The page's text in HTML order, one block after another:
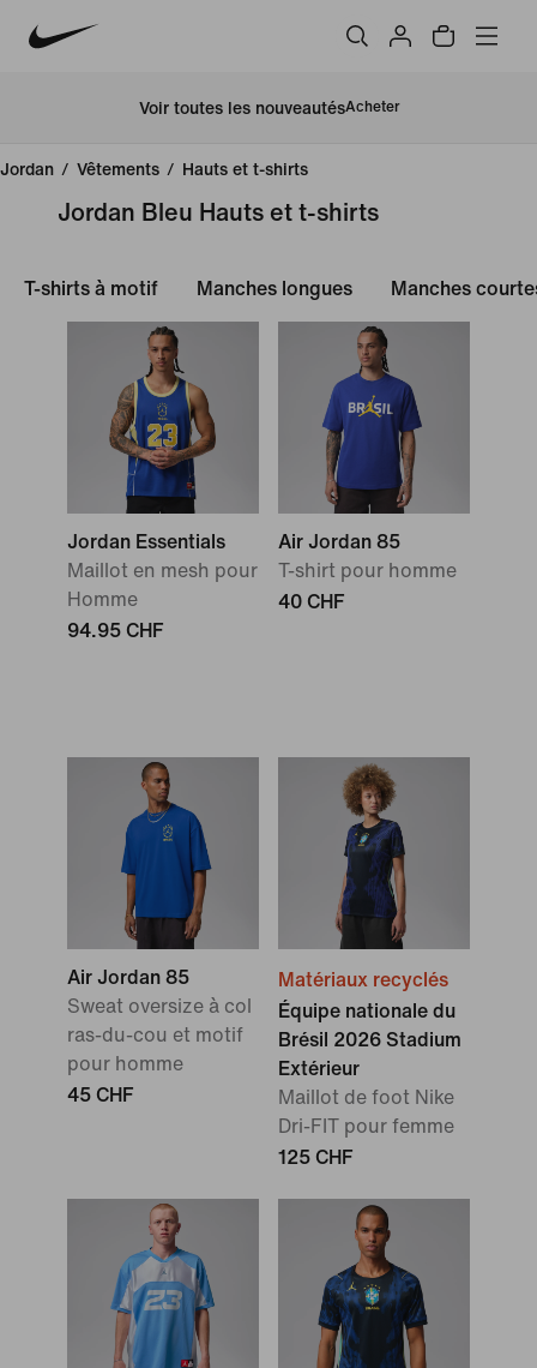
Voir toutes les nouveautésAcheter
Jordan / Vêtements / Hauts et t-shirts
Jordan Bleu Hauts et t-shirts
T-shirts à motif Manches longues Manches
Jordan Essentials
Maillot en mesh pour
Homme
94.95 CHF
Air Jordan 85
T-shirt pour homme
40 CHF
Air Jordan 85
Sweat oversize à col
ras-du-cou et motif
pour homme
45 CHF
Matériaux recyclés
Équipe nationale du
Brésil 2026 Stadium
Extérieur
Maillot de foot Nike
Dri-FIT pour femme
125 CHF